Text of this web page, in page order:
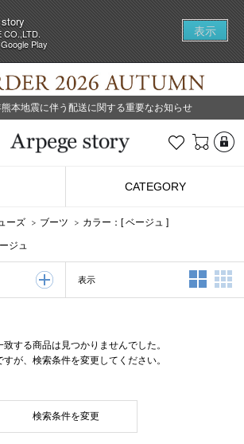
CO.,LTD.
Play
表示
本地震に伴う配送に関する重要なお知らせ
お気に入り
CATEGORY
ーズ ブーツ カラー：[ベージュ ]
ジュ
表示 2列表示
致する商品は見つかりませんでした。
すが、検索条件を変更してください。
検索条件を変更